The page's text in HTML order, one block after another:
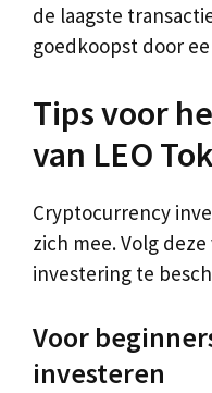
de laagste
goedkoopst door
Tips voor
van LEO
Cryptocurrency
zich mee. Volg deze
investering te
Voor
investeren